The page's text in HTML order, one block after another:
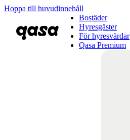
Hoppa till huvudinnehåll
Bostäder
Hyresgäster
För hyresvärdar
Qasa Premium